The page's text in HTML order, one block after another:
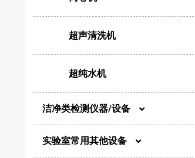
超声清洗机
超纯水机
洁净类检测仪器/设备
尘埃粒子计数器
实验室常用其他设备